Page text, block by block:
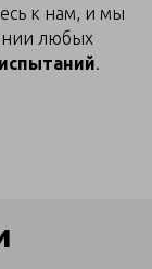
к нам, и мы
любых
.